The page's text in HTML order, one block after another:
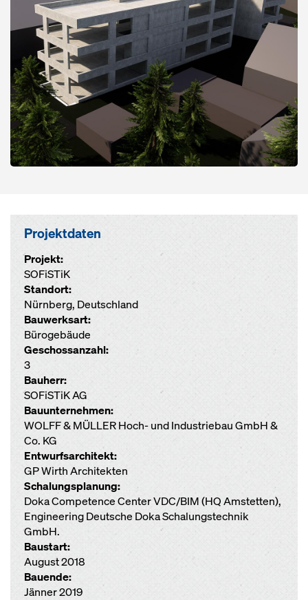
Projektdaten
Projekt:
SOFiSTiK
Standort:
Nürnberg, Deutschland
Bauwerksart:
Bürogebäude
Geschossanzahl:
3
Bauherr:
SOFiSTiK AG
Bauunternehmen:
WOLFF & MÜLLER Hoch- und Industriebau GmbH &
Co. KG
Entwurfsarchitekt:
GP Wirth Architekten
Schalungsplanung:
Doka Competence Center VDC/BIM (HQ Amstetten),
Engineering Deutsche Doka Schalungstechnik
GmbH.
Baustart:
August 2018
Bauende:
Jänner 2019